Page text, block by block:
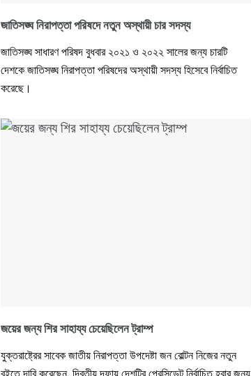
জাতিসঙ্ঘ নিরাপত্তা পরিষদে নতুন অস্থায়ী চার সদস্য
জাতিসঙ্ঘ সাধারণ পরিষদ বুধবার ২০২১ ও ২০২২ সালের জন্য চারটি
দেশকে জাতিসঙ্ঘ নিরাপত্তা পরিষদের অস্থায়ী সদস্য হিসেবে নির্বাচিত
করেছে।
জয়ের জন্য শির সাহায্য চেয়েছিলেন ট্রাম্প
যুক্তরাষ্ট্রের সাবেক জাতীয় নিরাপত্তা উপদেষ্টা জন বোল্টন নিজের নতুন